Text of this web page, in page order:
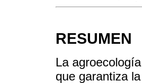
RESUMEN
La
que garantiza